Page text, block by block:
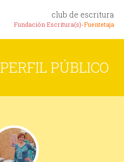
club de escritura
Fundación Escritura(s)-Fuentetaja
PERFIL PÚBLICO